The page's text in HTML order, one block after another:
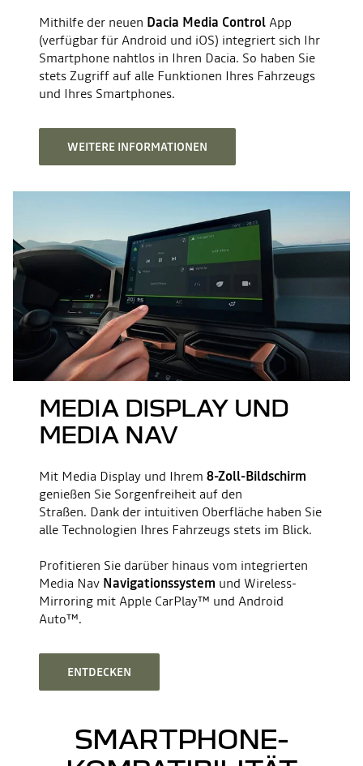
Mithilfe der neuen Dacia Media Control App
(verfügbar für Android und iOS) integriert sich Ihr
Smartphone nahtlos in Ihren Dacia. So haben Sie
stets Zugriff auf alle Funktionen Ihres Fahrzeugs
und Ihres Smartphones.
WEITERE INFORMATIONEN
MEDIA DISPLAY UND
MEDIA NAV
Mit Media Display und Ihrem 8-Zoll-Bildschirm
genießen Sie Sorgenfreiheit auf den
Straßen. Dank der intuitiven Oberfläche haben Sie
alle Technologien Ihres Fahrzeugs stets im Blick.
Profitieren Sie darüber hinaus vom integrierten
Media Nav Navigationssystem und Wireless-
Mirroring mit Apple CarPlay™ und Android
Auto™.
ENTDECKEN
SMARTPHONE-